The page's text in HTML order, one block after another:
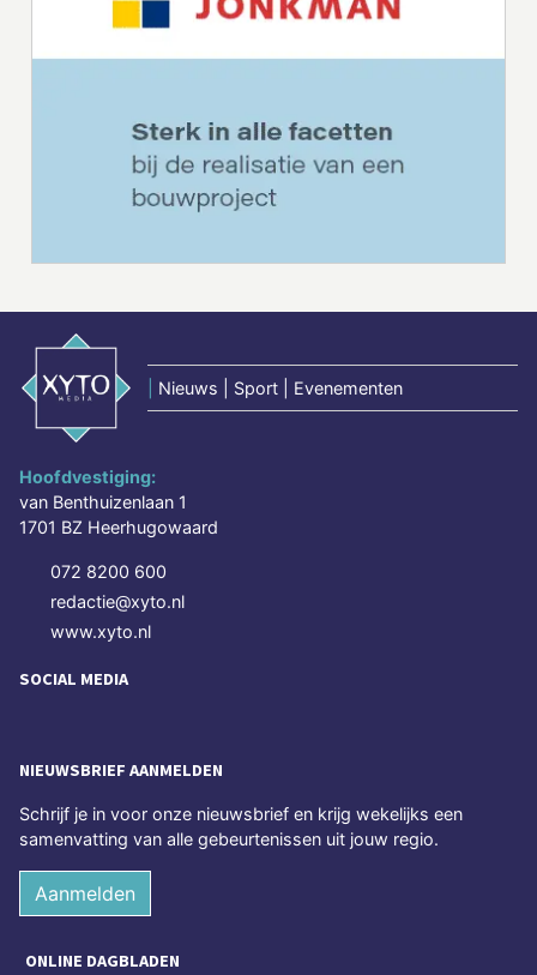
Nieuws | Sport | Evenementen
Hoofdvestiging:
van Benthuizenlaan 1
1701 BZ Heerhugowaard
072 8200 600
redactie@xyto.nl
www.xyto.nl
SOCIAL MEDIA
NIEUWSBRIEF AANMELDEN
Schrijf je in voor onze nieuwsbrief en krijg wekelijks een
samenvatting van alle gebeurtenissen uit jouw regio.
Aanmelden
ONLINE DAGBLADEN